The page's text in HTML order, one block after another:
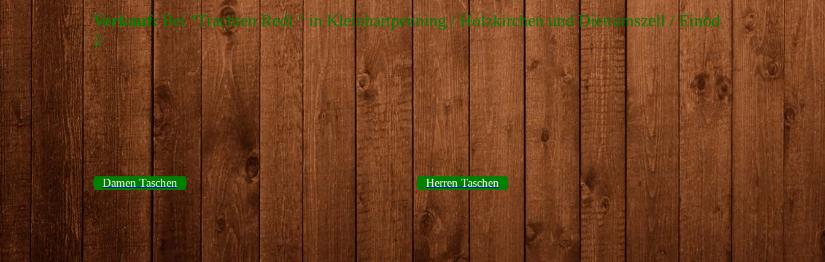
Verkauf:Bei "Trachten Redl " in Kleinhartpenning / Holzkirchenund Dietramszell / Einöd
2
Damen Taschen Herren Taschen